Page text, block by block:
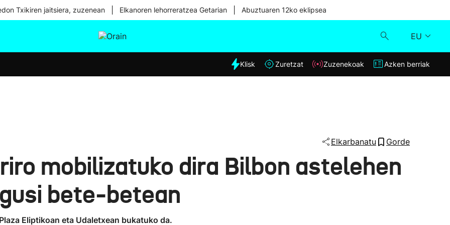
Txikiren jaitsiera, zuzenean Elkanoren lehorreratzea Getarian Abuztuaren 12ko eklipsea
EU
Eguraldia
Klisk
Azken berriak
Klisk Zuretzat Zuzenekoak Azken berriak
Elkarbanatu Gorde
mobilizatuko dira Bilbon astelehen
bete-betean
Eliptikoan eta Udaletxean bukatuko da.